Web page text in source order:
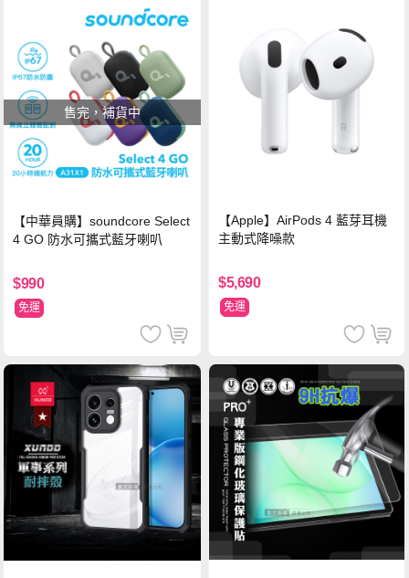
售完，補貨中
【中華員購】soundcore Select
4 GO 防水可攜式藍牙喇叭
$990
免運
【Apple】AirPods 4 藍芽耳機
主動式降噪款
$5,690
免運